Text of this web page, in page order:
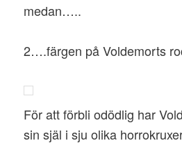
medan…..
2….färgen på Voldemorts
För att förbli odödlig har
sin själ i sju olika